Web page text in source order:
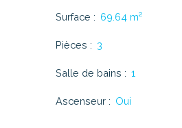
Surface : 69.64 m²
Pièces : 3
Salle de bains : 1
Ascenseur : Oui